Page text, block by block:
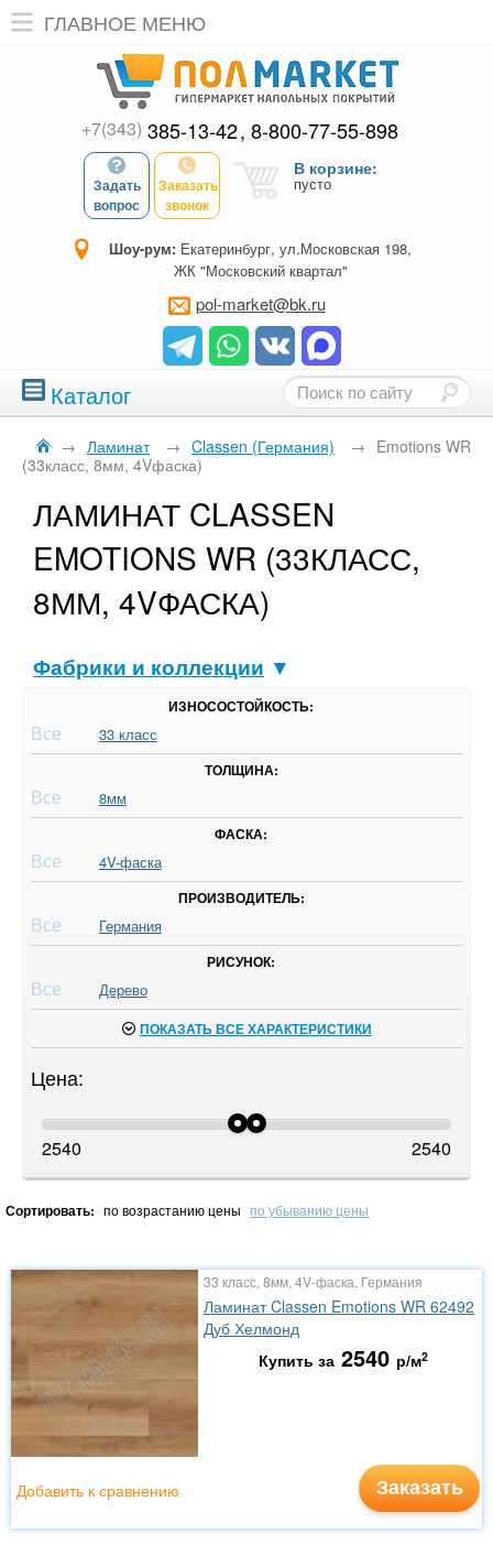
ГЛАВНОЕ МЕНЮ
+7(343) 385-13-42 8-800-77-55-898
Задать
вопрос
Заказать
звонок
В корзине:
пусто
Шоу-рум: Екатеринбург, ул.Московская 198,
ЖК "Московский квартал"
pol-market@bk.ru
Каталог
→ Ламинат → Classen (Германия) → Emotions WR
(33класс, 8мм, 4Vфаска)
ЛАМИНАТ CLASSEN
EMOTIONS WR (33КЛАСС,
8ММ, 4VФАСКА)
Фабрики и коллекции ▼
ИЗНОСОСТОЙКОСТЬ:
Все 33 класс
ТОЛЩИНА:
Все 8мм
ФАСКА:
Все 4V-фаска
ПРОИЗВОДИТЕЛЬ:
Все Германия
РИСУНОК:
Все Дерево
ПОКАЗАТЬ ВСЕ ХАРАКТЕРИСТИКИ
Цена:
2540 2540
Сортировать: по возрастанию цены по убыванию цены
33 класс, 8мм, 4V-фаска, Германия
Ламинат Classen Emotions WR 62492
Дуб Хелмонд
Купить за 2540 р/м2
Заказать
Добавить к сравнению